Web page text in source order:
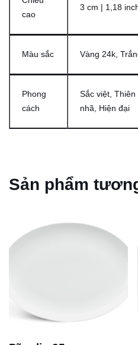
cao
3 cm | 1,18
Màu sắc Vàng 24k,
Phong
cách
Sắc việt,
nhã, Hiện đại
Sản phẩm